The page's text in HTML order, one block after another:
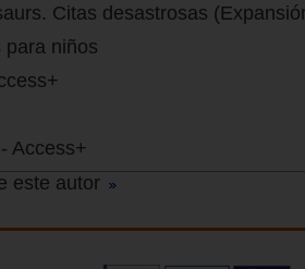
Citas desastrosas
para niños
Access+
este autor